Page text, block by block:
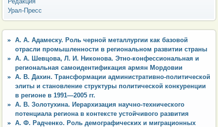
Урал-Пресс
А. А. Адамеску. Роль черной металлургии как базовой
отрасли промышленности в региональном развитии страны
А. А. Шевцова, Л. И. Никонова. Этно-конфессиональная и
региональная самоидентификация армян Мордовии
А. В. Дахин. Трансформации административно-политической
элиты и становление структуры политической конкуренции
в регионе в 1991—2005 гг.
А. В. Золотухина. Иерархизация научно-технического
потенциала региона в контексте устойчивого развития
А. Ф. Радченко. Роль демографических и миграционных